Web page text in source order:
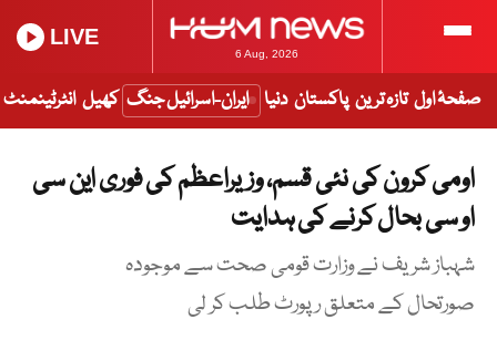
6 Aug, 2026
LIVE
صفحۂ اول تازہ ترین پاکستان دنیا ایران-اسرائیل جنگ کھیل انٹرٹینمنٹ
اومی کرون کی نئی قسم، وزیراعظم کی فوری این سی
او سی بحال کرنے کی ہدایت
شہباز شریف نے وزارت قومی صحت سے موجودہ
صورتحال کے متعلق رپورٹ طلب کر لی